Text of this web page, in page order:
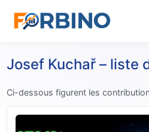
Josef Kuchař – liste
Ci-dessous figurent les